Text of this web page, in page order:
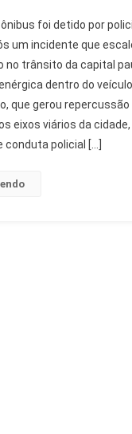
Detêm
Motorista
De
Ônibus
Em
SP
Após
foi detido por
um incidente que
no trânsito da capital
dentro do
que gerou repercussão
eixos viários da
policial […]